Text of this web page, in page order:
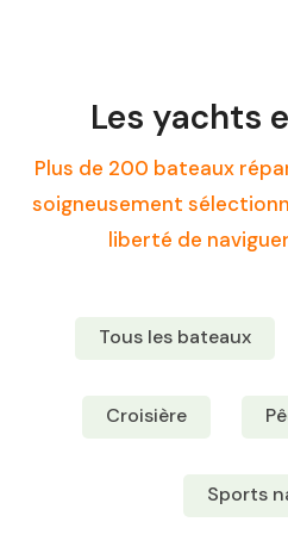
Les yachts
Plus de 200 bateaux
soigneusement
liberté de
Tous les bateaux
Croisière
Sports